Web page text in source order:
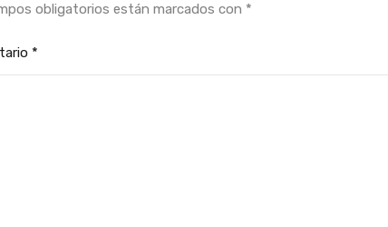
obligatorios están marcados con *
*